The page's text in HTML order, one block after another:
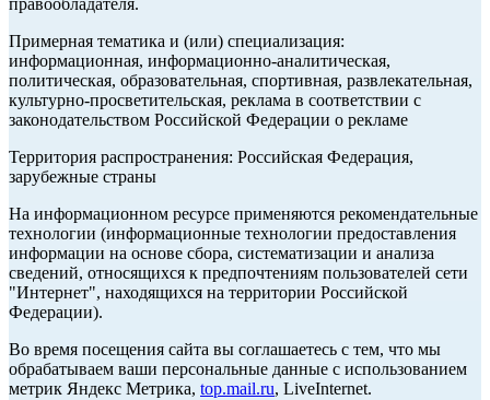
правообладателя.
Примерная тематика и (или) специализация:
информационная, информационно-аналитическая,
политическая, образовательная, спортивная, развлекательная,
культурно-просветительская, реклама в соответствии с
законодательством Российской Федерации о рекламе
Территория распространения: Российская Федерация,
зарубежные страны
На информационном ресурсе применяются рекомендательные
технологии (информационные технологии предоставления
информации на основе сбора, систематизации и анализа
сведений, относящихся к предпочтениям пользователей сети
"Интернет", находящихся на территории Российской
Федерации).
Во время посещения сайта вы соглашаетесь с тем, что мы
обрабатываем ваши персональные данные с использованием
метрик Яндекс Метрика, top.mail.ru, LiveInternet.